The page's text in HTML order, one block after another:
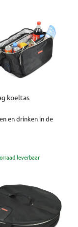
koeltas
en drinken in de
leverbaar